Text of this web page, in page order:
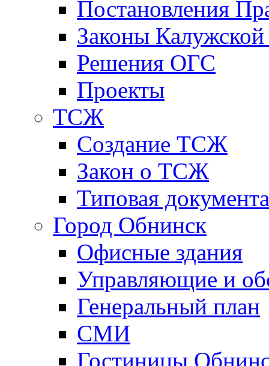
Постановления
Законы Калужской
Решения ОГС
Проекты
ТСЖ
Создание ТСЖ
Закон о ТСЖ
Типовая
Город Обнинск
Офисные здания
Управляющие и
Генеральный план
СМИ
Гостиницы